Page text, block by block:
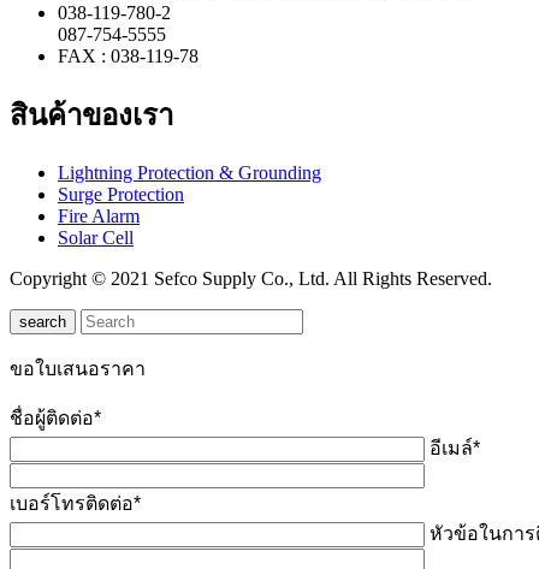
038-119-780-2
087-754-5555
FAX : 038-119-78
สินค้าของเรา
Lightning Protection & Grounding
Surge Protection
Fire Alarm
Solar Cell
Copyright © 2021 Sefco Supply Co., Ltd. All Rights Reserved.
search
ขอใบเสนอราคา
ชื่อผู้ติดต่อ*
อีเมล์*
เบอร์โทรติดต่อ*
หัวข้อในกา